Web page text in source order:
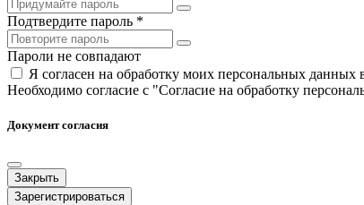
Подтвердите пароль *
Пароли не совпадают
Я согласен на обработку моих персональных
Необходимо согласие с "Согласие на обработку
Документ согласия
Закрыть
Зарегистрироваться